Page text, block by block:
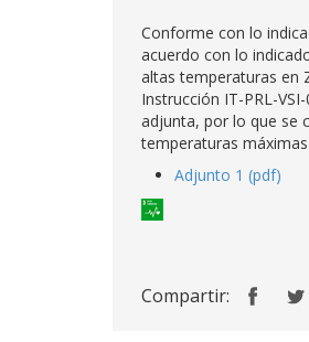
Conforme con lo
acuerdo con lo
altas temperaturas en
Instrucción IT-PRL-
adjunta, por lo que se
temperaturas
Adjunto 1 (pdf)
Compartir: